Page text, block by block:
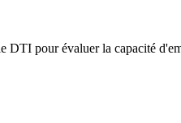
DTI pour évaluer la capacité